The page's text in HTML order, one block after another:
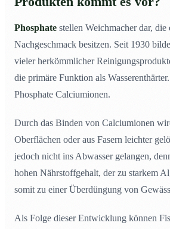
Phosphate stellen Weichmacher dar, die
Nachgeschmack besitzen. Seit 1930
vieler herkömmlicher
die primäre Funktion als
Phosphate Calciumionen.
Durch das Binden von Calciumionen
Oberflächen oder aus Fasern leichter
jedoch nicht ins Abwasser gelangen,
hohen Nährstoffgehalt, der zu starkem
somit zu einer Überdüngung von
Als Folge dieser Entwicklung können